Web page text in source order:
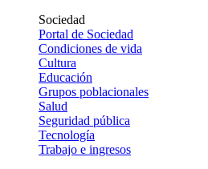
Sociedad
Portal de Sociedad
Condiciones de vida
Cultura
Educación
Grupos poblacionales
Salud
Seguridad pública
Tecnología
Trabajo e ingresos